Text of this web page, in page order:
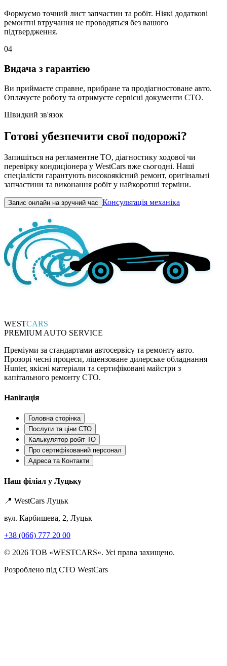
Формуємо точний лист запчастин та робіт. Ніякі додаткові
ремонтні втручання не проводяться без вашого
підтвердження.
04
Видача з гарантією
Ви приймаєте справне, прибране та продіагностоване авто.
Оплачуєте роботу та отримуєте сервісні документи СТО.
Швидкий зв'язок
Готові убезпечити свої подорожі?
Запишіться на регламентне ТО, діагностику ходової чи
перевірку кондиціонера у WestCars вже сьогодні. Наші
спеціалісти гарантують високоякісний ремонт, оригінальні
запчастини та виконання робіт у найкоротші терміни.
Запис онлайн на зручний час Консультація механіка
WESTCARS
PREMIUM AUTO SERVICE
Преміуми за стандартами автосервісу та ремонту авто.
Прозорі чесні процеси, ліцензоване дилерське обладнання
Hunter, якісні матеріали та сертифіковані майстри з
капітального ремонту СТО.
Навігація
Головна сторінка
Послуги та ціни СТО
Калькулятор робіт ТО
Про сертифікований персонал
Адреса та Контакти
Наш філіал у Луцьку
📍 WestCars Луцьк
вул. Карбишева, 2, Луцьк
+38 (066) 777 20 00
© 2026 ТОВ «WESTCARS». Усі права захищено.
Розроблено під СТО WestCars